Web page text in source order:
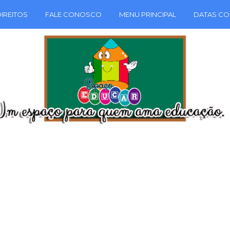
FALE CONOSCO MENU PRINCIPAL DATAS